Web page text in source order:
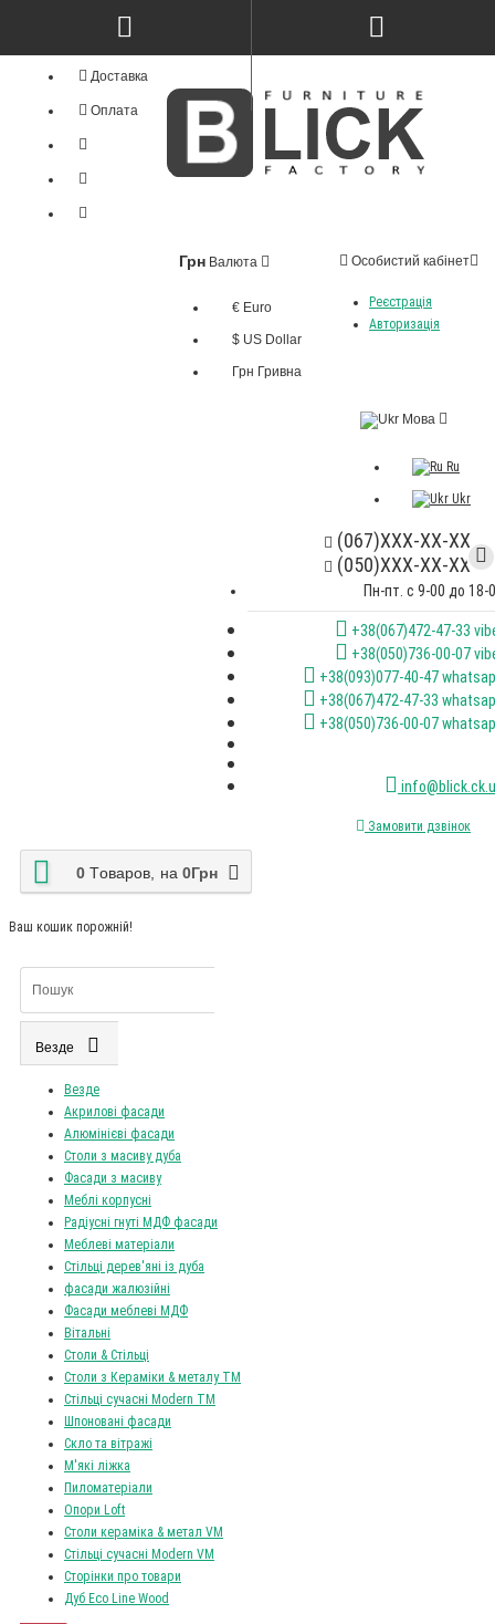
Доставка
Оплата
Особистий кабінет
Реєстрація
Авторизація
Грн Валюта
€ Euro
$ US Dollar
Грн Гривна
Мова
Ru
Ukr
(067)XXX-XX-XX
(050)XXX-XX-XX
Пн-пт. с 9-00 до 18-
+38(067)472-47-33
+38(050)736-00-07
+38(093)077-40-47
+38(067)472-47-33
+38(050)736-00-07
Замовити дзвінок
0 Tоваров, на 0Грн
Ваш кошик порожній!
Везде
Везде
Акрилові фасади
Алюмінієві фасади
Столи з масиву дуба
Фасади з масиву
Меблі корпусні
Радіусні гнуті МДФ фасади
Меблеві матеріали
Стільці дерев'яні із дуба
фасади жалюзійні
Фасади меблеві МДФ
Вітальні
Столи & Стільці
Столи з Кераміки & металу TM
Стільці сучасні Modern TM
Шпоновані фасади
Скло та вітражі
М'які ліжка
Пиломатеріали
Опори Loft
Столи кераміка & метал VM
Стільці сучасні Modern VM
Сторінки про товари
Дуб Eco Line Wood